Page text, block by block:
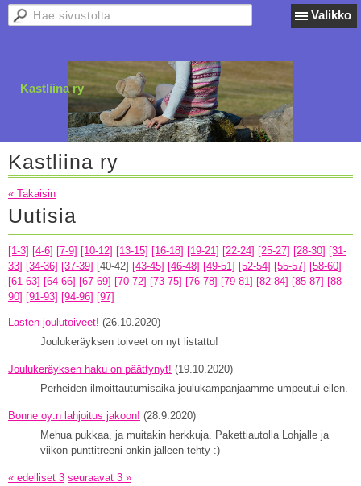
Valikko
Kastliina ry
Kastliina ry
« Takaisin
Uutisia
[1-3] [4-6] [7-9] [10-12] [13-15] [16-18] [19-21] [22-24] [25-27] [28-30] [31-
33] [34-36] [37-39] [40-42] [43-45] [46-48] [49-51] [52-54] [55-57] [58-60]
[61-63] [64-66] [67-69] [70-72] [73-75] [76-78] [79-81] [82-84] [85-87] [88-
90] [91-93] [94-96] [97]
Lasten joulutoiveet! (26.10.2020)
Joulukeräyksen toiveet on nyt listattu!
Joulukeräyksen haku on päättynyt! (19.10.2020)
Perheiden ilmoittautumisaika joulukampanjaamme umpeutui eilen.
Bonne oy:n lahjoitus jakoon! (28.9.2020)
Mehua pukkaa, ja muitakin herkkuja. Pakettiautolla Lohjalle ja
viikon punttitreeni onkin jälleen tehty :)
« edelliset 3 seuraavat 3 »